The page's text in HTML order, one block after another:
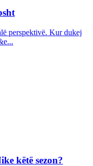
perspektivë. Kur dukej
këtë sezon?